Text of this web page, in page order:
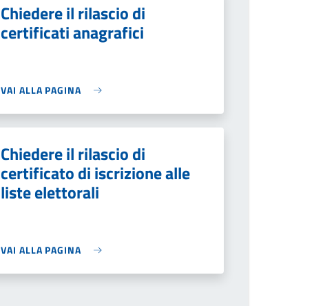
Chiedere il rilascio di
certificati anagrafici
VAI ALLA PAGINA
Chiedere il rilascio di
certificato di iscrizione alle
liste elettorali
VAI ALLA PAGINA